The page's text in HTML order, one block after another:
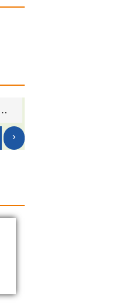
合作備忘錄 深化新創與智慧城市合作
›